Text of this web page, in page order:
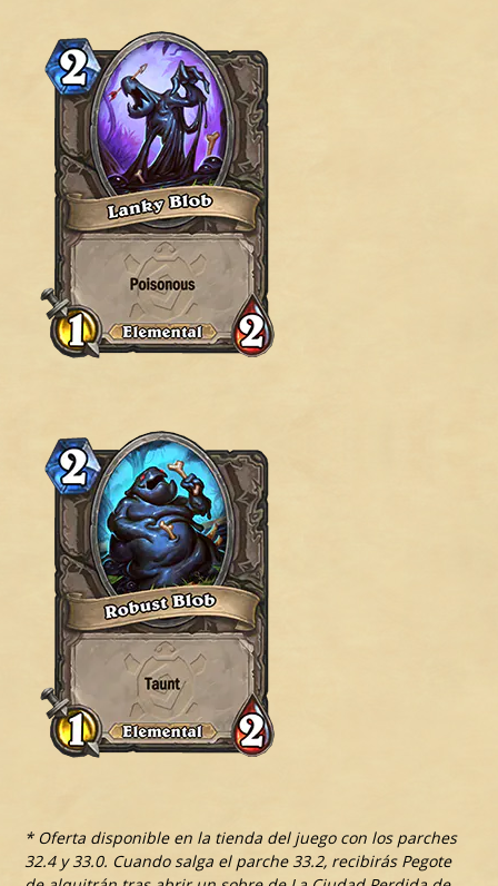
* Oferta disponible en la tienda del juego con los parches
32.4 y 33.0. Cuando salga el parche 33.2, recibirás Pegote